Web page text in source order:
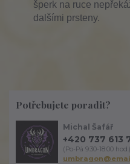
šperk na ruce
dalšími prsteny.
Potřebujete poradit?
Michal Šafář
+420 737 613
(Po-Pá 9:30-18:00 hod.)